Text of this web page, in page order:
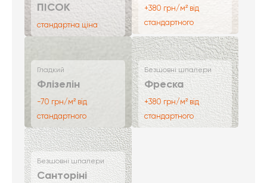
ПІСОК
стандартна ціна
+380 грн/м² від
стандартного
Гладкий
Флізелін
-70 грн/м² від
стандартного
Безшовні шпалери
Фреска
+380 грн/м² від
стандартного
Безшовні шпалери
Санторіні